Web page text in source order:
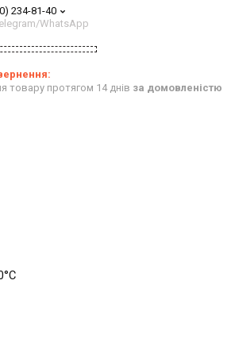
234-81-40
WhatsApp
товару протягом 14 днів за домовленістю